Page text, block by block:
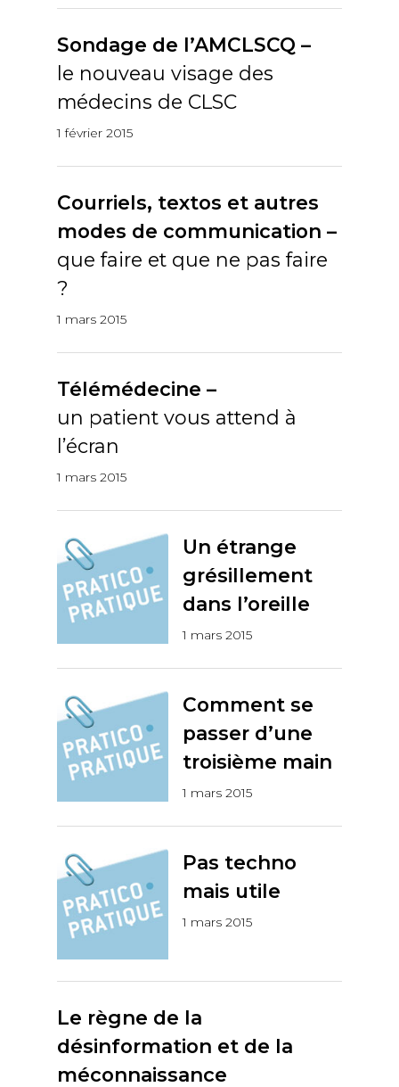
Sondage de l’AMCLSCQ –
le nouveau visage des
médecins de CLSC
1 février 2015
Courriels, textos et autres
modes de communication –
que faire et que ne pas faire
?
1 mars 2015
Télémédecine –
un patient vous attend à
l’écran
1 mars 2015
Un étrange
grésillement
dans l’oreille
1 mars 2015
Comment se
passer d’une
troisième main
1 mars 2015
Pas techno
mais utile
1 mars 2015
Le règne de la
désinformation et de la
méconnaissance